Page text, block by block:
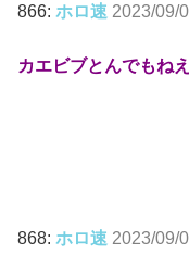
866: ホロ速 2023/09/
カエビブとんでもね
868: ホロ速 2023/09/